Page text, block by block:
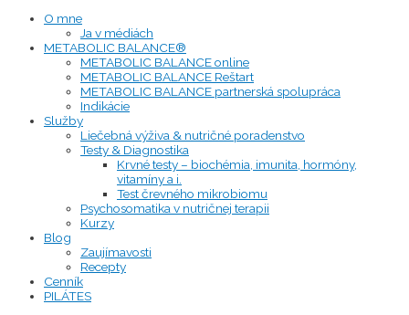
O mne
Ja v médiách
METABOLIC BALANCE®
METABOLIC BALANCE online
METABOLIC BALANCE Reštart
METABOLIC BALANCE partnerská spolupráca
Indikácie
Služby
Liečebná výživa & nutričné poradenstvo
Testy & Diagnostika
Krvné testy – biochémia, imunita, hormóny,
vitamíny a i.
Test črevného mikrobiomu
Psychosomatika v nutričnej terapii
Kurzy
Blog
Zaujímavosti
Recepty
Cenník
PILÁTES